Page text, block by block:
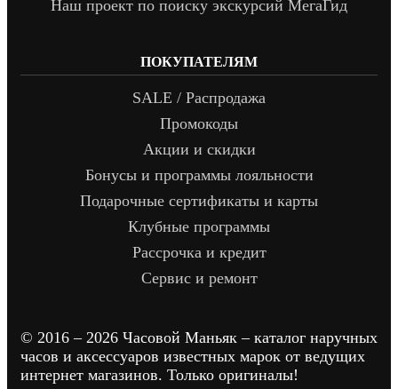
Наш проект по поиску экскурсий МегаГид
ПОКУПАТЕЛЯМ
SALE / Распродажа
Промокоды
Акции и скидки
Бонусы и программы лояльности
Подарочные сертификаты и карты
Клубные программы
Рассрочка и кредит
Сервис и ремонт
© 2016 – 2026 Часовой Маньяк – каталог наручных
часов и аксессуаров известных марок от ведущих
интернет магазинов. Только оригиналы!